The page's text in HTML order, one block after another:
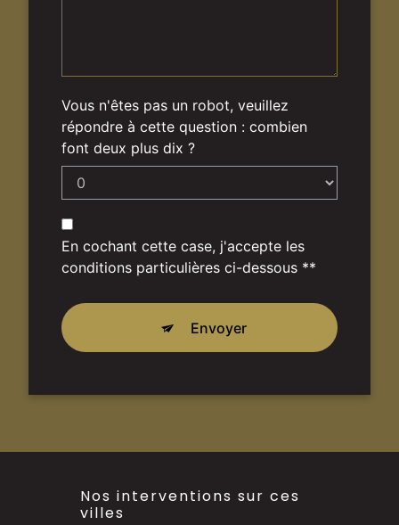
Vous n'êtes pas un robot, veuillez
répondre à cette question : combien
font deux plus dix ?
En cochant cette case, j'accepte les
conditions particulières ci-dessous **
Envoyer
Nos interventions sur ces
villes